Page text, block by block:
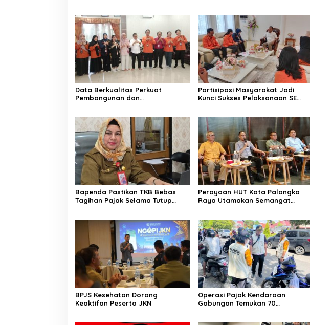
Data Berkualitas Perkuat
Pembangunan dan
Partisipasi Masyarakat Jadi
Kunci Sukses Pelaksanaan SE
Bapenda Pastikan TKB Bebas
Tagihan Pajak Selama Tutup
Perayaan HUT Kota Palangka
Raya Utamakan Semangat
BPJS Kesehatan Dorong
Keaktifan Peserta JKN
Operasi Pajak Kendaraan
Gabungan Temukan 70